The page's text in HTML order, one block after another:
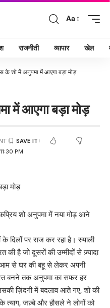
Aa
राजनीती व्यापार खेल
के शो में अनुपमा में आएगा बड़ा मोड़
में आएगा बड़ा मोड़
PM
शो अनुपमा में नया मोड़ आने
दिलों पर राज कर रहा है। रुपाली
है जो दूसरों की उम्मीदों से ज़्यादा
से घर की बहू से लेकर अपनी
बनने तक अनुपमा का सफर हर
ज़िंदगी में बदलाव आते गए, शो की
त्याग, जज़्बे और हौसले ने लोगों को